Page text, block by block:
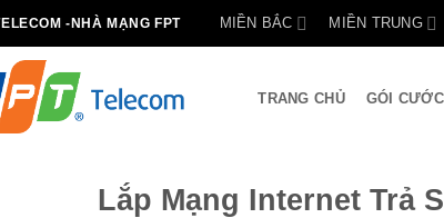
-NHÀ MẠNG FPT MIỀN BẮC MIỀN TRUNG
TRANG CHỦ GÓI
Lắp Mạng Internet Trả